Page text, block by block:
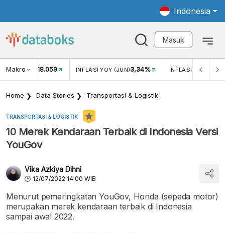
Indonesia
Masuk
Makro
USD/IDR 18.059 INFLASI YOY (JUN)3,34% INFLASI MOM
Home Data Stories Transportasi & Logistik
TRANSPORTASI & LOGISTIK
10 Merek Kendaraan Terbaik di Indonesia Versi
YouGov
Vika Azkiya Dihni
12/07/2022 14:00 WIB
Menurut pemeringkatan YouGov, Honda (sepeda motor)
merupakan merek kendaraan terbaik di Indonesia
sampai awal 2022.